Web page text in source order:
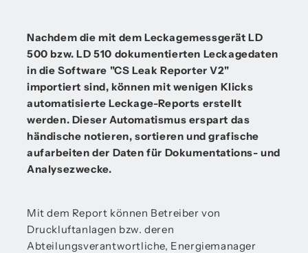
Nachdem die mit dem Leckagemessgerät LD
500 bzw. LD 510 dokumentierten Leckagedaten
in die Software "CS Leak Reporter V2"
importiert sind, können mit wenigen Klicks
automatisierte Leckage-Reports erstellt
werden. Dieser Automatismus erspart das
händische notieren, sortieren und grafische
aufarbeiten der Daten für Dokumentations- und
Analysezwecke.
Mit dem Report können Betreiber von
Druckluftanlagen bzw. deren
Abteilungsverantwortliche, Energiemanager